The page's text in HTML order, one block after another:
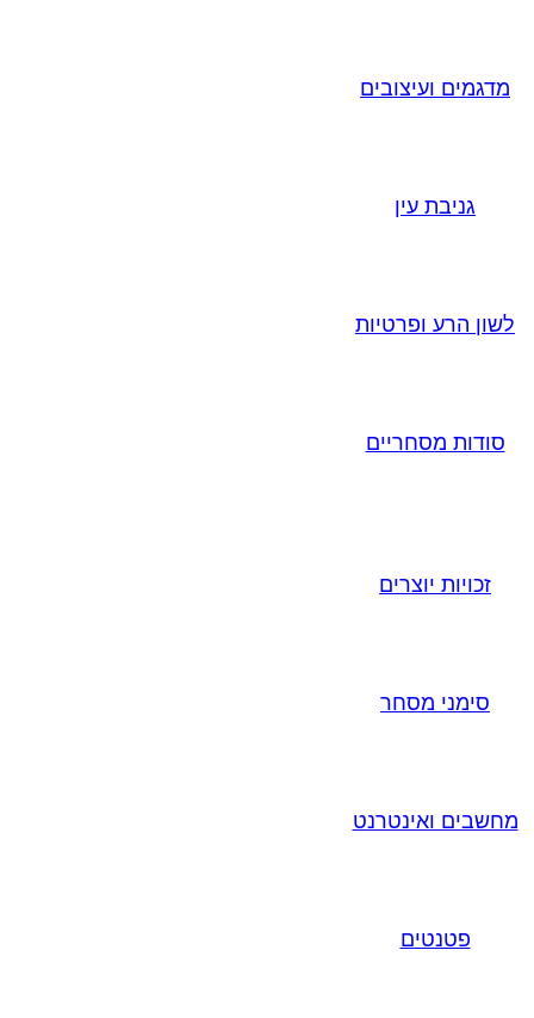
מדגמים ועיצובים
גניבת עין
לשון הרע ופרטיות
סודות מסחריים
זכויות יוצרים
סימני מסחר
מחשבים ואינטרנט
פטנטים